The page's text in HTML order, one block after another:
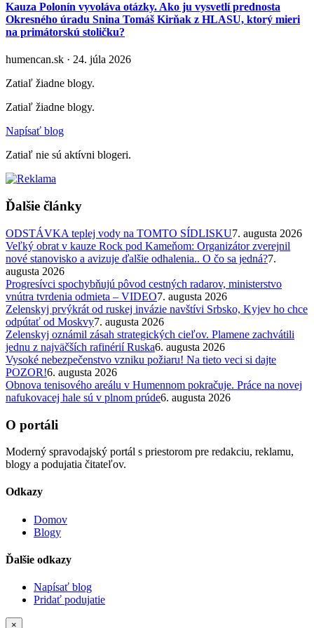
Kauza Polonín vyvoláva otázky. Ako ju vysvetlí prednosta
Okresného úradu Snina Tomáš Kirňak z HLASU, ktorý mieri
na primátorskú stoličku?
humencan.sk · 24. júla 2026
Zatiaľ žiadne blogy.
Zatiaľ žiadne blogy.
Napísať blog
Zatiaľ nie sú aktívni blogeri.
Ďalšie články
ODSTÁVKA teplej vody na TOMTO SÍDLISKU7. augusta 2026
Veľký obrat v kauze Rock pod Kameňom: Organizátor zverejnil
nové stanovisko a avizuje ďalšie odhalenia.. O čo sa jedná?7.
augusta 2026
Progresívci spochybňujú pôvod cestných radarov, ministerstvo
vnútra tvrdenia odmieta – VIDEO7. augusta 2026
Zelenskyj prvýkrát od ruskej invázie navštívi Srbsko, Kyjev ho chce
odpútať od Moskvy7. augusta 2026
Zelenskyj oznámil zásah strategických cieľov. Plamene zachvátili
jednu z najväčších rafinérií Ruska6. augusta 2026
Vysoké nebezpečenstvo vzniku požiaru! Na tieto veci si dajte
POZOR!6. augusta 2026
Obnova tenisového areálu v Humennom pokračuje. Práce na novej
nafukovacej hale sú v plnom prúde6. augusta 2026
O portáli
Moderný spravodajský portál s priestorom pre redakciu, reklamu,
blogy a podujatia čitateľov.
Odkazy
Domov
Blogy
Ďalšie odkazy
Napísať blog
Pridať podujatie
×